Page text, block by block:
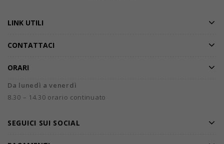
LINK UTILI
CONTATTACI
ORARI
Da lunedì a venerdì
8.30 – 14.30 orario continuato
SEGUICI SUI SOCIAL